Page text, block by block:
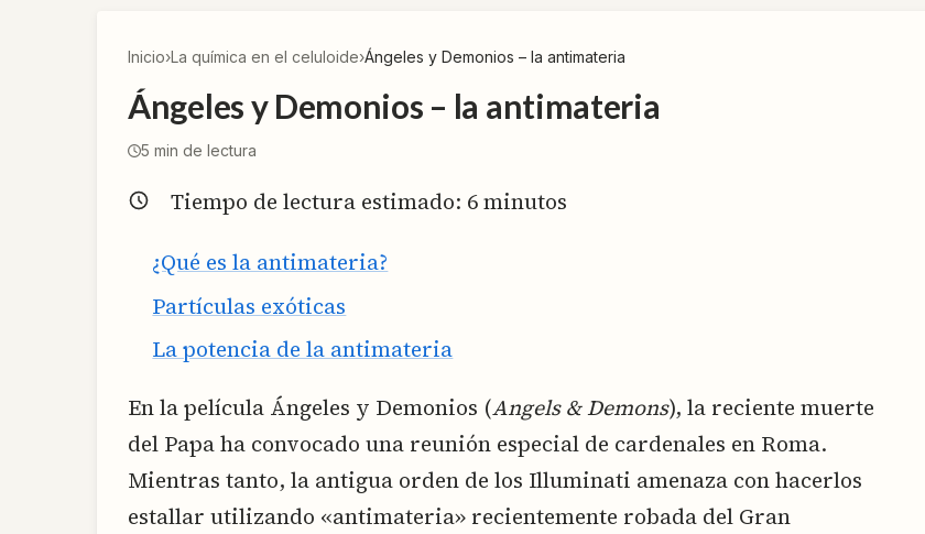
Inicio›La química en el celuloide›Ángeles y Demonios – la antimateria
Ángeles y Demonios – la antimateria
5 min de lectura
Tiempo de lectura estimado: 6minutos
¿Qué es la antimateria?
Partículas exóticas
La potencia de la antimateria
En la película Ángeles y Demonios (Angels & Demons), la reciente muerte
del Papa ha convocado una reunión especial de cardenales en Roma.
Mientras tanto, la antigua orden de los Illuminati amenaza con hacerlos
estallar utilizando «antimateria» recientemente robada del Gran